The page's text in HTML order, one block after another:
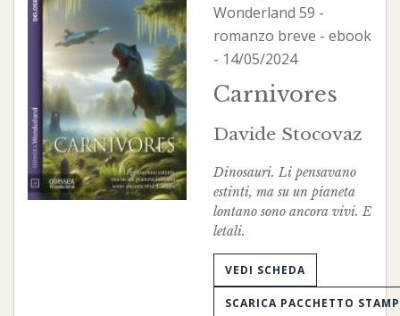
Wonderland 59 -
romanzo breve - ebook
- 14/05/2024
Carnivores
Davide Stocovaz
Dinosauri. Li pensavano
estinti, ma su un pianeta
lontano sono ancora vivi. E
letali.
VEDI SCHEDA
SCARICA PACCHETTO